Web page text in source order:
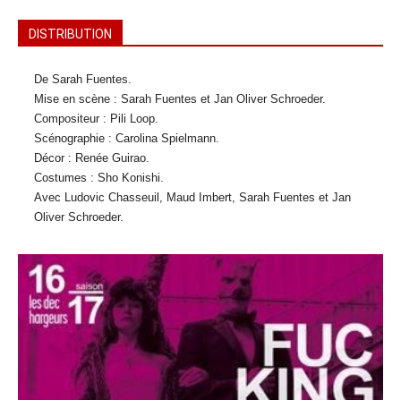
DISTRIBUTION
De Sarah Fuentes.
Mise en scène : Sarah Fuentes et Jan Oliver Schroeder.
Compositeur : Pili Loop.
Scénographie : Carolina Spielmann.
Décor : Renée Guirao.
Costumes : Sho Konishi.
Avec Ludovic Chasseuil, Maud Imbert, Sarah Fuentes et Jan
Oliver Schroeder.